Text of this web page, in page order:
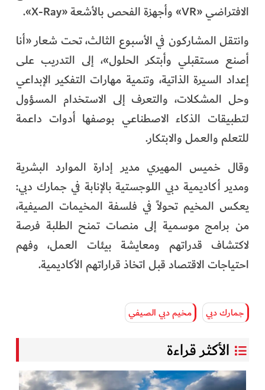
الافتراضي «VR» وأجهزة الفحص بالأشعة «X-Ray».
وانتقل المشاركون في الأسبوع الثالث، تحت شعار «أنا
أصنع مستقبلي وأبتكر الحلول»، إلى التدريب على
إعداد السيرة الذاتية، وتنمية مهارات التفكير الإبداعي
وحل المشكلات، والتعرف إلى الاستخدام المسؤول
لتطبيقات الذكاء الاصطناعي بوصفها أدوات داعمة
للتعلم والعمل والابتكار.
وقال خميس المهيري مدير إدارة الموارد البشرية
ومدير أكاديمية دبي اللوجستية بالإنابة في جمارك دبي:
يعكس المخيم تحولاً في فلسفة المخيمات الصيفية،
من برامج موسمية إلى منصات تمنح الطلبة فرصة
لاكتشاف قدراتهم ومعايشة بيئات العمل، وفهم
احتياجات الاقتصاد قبل اتخاذ قراراتهم الأكاديمية.
جمارك دبي مخيم دبي الصيفي
الأكثر قراءة